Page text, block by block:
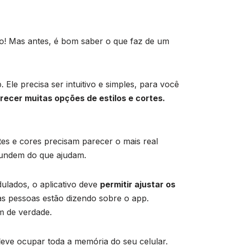
Mas antes, é bom saber o que faz de um
precisa ser intuitivo e simples, para você
muitas opções de estilos e cortes.
e cores precisam parecer o mais real
do que ajudam.
o aplicativo deve permitir ajustar os
pessoas estão dizendo sobre o app.
de verdade.
ocupar toda a memória do seu celular.